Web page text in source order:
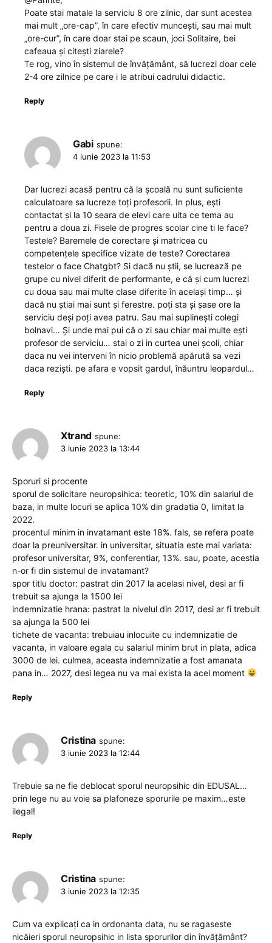
Poate stai matale la serviciu 8 ore zilnic, dar sunt acestea
mai mult „ore-cap”, în care efectiv muncești, sau mai mult
„ore-cur”, în care doar stai pe scaun, joci Solitaire, bei
cafeaua și citești ziarele?
Te rog, vino în sistemul de învățământ, să lucrezi doar cele
2-4 ore zilnice pe care i le atribui cadrului didactic.
Reply
Gabi spune:
4 iunie 2023 la 11:53
Dar lucrezi acasă pentru că la școală nu sunt suficiente
calculatoare sa lucreze toți profesorii. In plus, ești
contactat și la 10 seara de elevi care uita ce tema au
pentru a doua zi. Fisele de progres scolar cine ti le face?
Testele? Baremele de corectare și matricea cu
competențele specifice vizate de teste? Corectarea
testelor o face Chatgbt? Si dacă nu știi, se lucrează pe
grupe cu nivel diferit de performante, e că și cum lucrezi
cu doua sau mai multe clase diferite în același timp… și
dacă nu știai mai sunt și ferestre. poți sta și șase ore la
serviciu deși poți avea patru. Sau mai suplinești colegi
bolnavi… Și unde mai pui că o zi sau chiar mai multe ești
profesor de serviciu… stai o zi in curtea unei școli, chiar
daca nu vei interveni în nicio problemă apărută sa vezi
daca reziști. pe afara e vopsit gardul, înăuntru leopardul…
Reply
Xtrand spune:
3 iunie 2023 la 13:44
Sporuri si procente
sporul de solicitare neuropsihica: teoretic, 10% din salariul de
baza, in multe locuri se aplica 10% din gradatia 0, limitat la
2022.
procentul minim in invatamant este 18%. fals, se refera poate
doar la preuniversitar. in universitar, situatia este mai variata:
profesor universitar, 9%, conferentiar, 13%. sau, poate, acestia
n-or fi din sistemul de invatamant?
spor titlu doctor: pastrat din 2017 la acelasi nivel, desi ar fi
trebuit sa ajunga la 1500 lei
indemnizatie hrana: pastrat la nivelul din 2017, desi ar fi trebuit
sa ajunga la 500 lei
tichete de vacanta: trebuiau inlocuite cu indemnizatie de
vacanta, in valoare egala cu salariul minim brut in plata, adica
3000 de lei. culmea, aceasta indemnizatie a fost amanata
pana in… 2027, desi legea nu va mai exista la acel moment
Reply
Cristina spune:
3 iunie 2023 la 12:44
Trebuie sa ne fie deblocat sporul neuropsihic din EDUSAL…
prin lege nu au voie sa plafoneze sporurile pe maxim…este
ilegal!
Reply
Cristina spune:
3 iunie 2023 la 12:35
Cum va explicați ca in ordonanta data, nu se ragaseste
nicăieri sporul neuropsihic in lista sporurilor din învățământ?